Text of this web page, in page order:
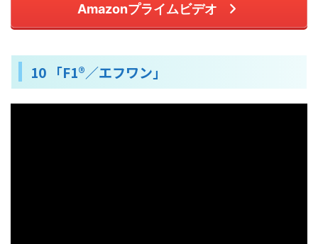
Amazonプライムビデオ
10 「F1®／エフワン」